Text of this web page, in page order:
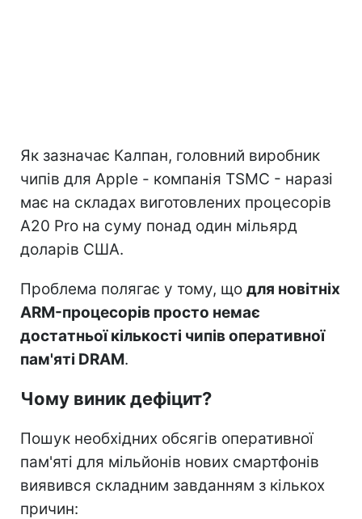
Як зазначає Калпан, головний виробник
чипів для Apple - компанія TSMC - наразі
має на складах виготовлених процесорів
A20 Pro на суму понад один мільярд
доларів США.
Проблема полягає у тому, що для новітніх
ARM-процесорів просто немає
достатньої кількості чипів оперативної
пам'яті DRAM.
Чому виник дефіцит?
Пошук необхідних обсягів оперативної
пам'яті для мільйонів нових смартфонів
виявився складним завданням з кількох
причин: